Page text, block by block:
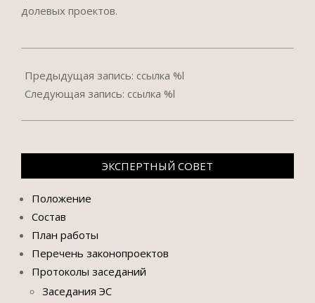
долевых проектов.
08-
05
Предыдущая запись: ссылка %l
Следующая запись: ссылка %l
ЭКСПЕРТНЫЙ СОВЕТ
Положение
Состав
План работы
Перечень законопроектов
Протоколы заседаний
Заседания ЭС